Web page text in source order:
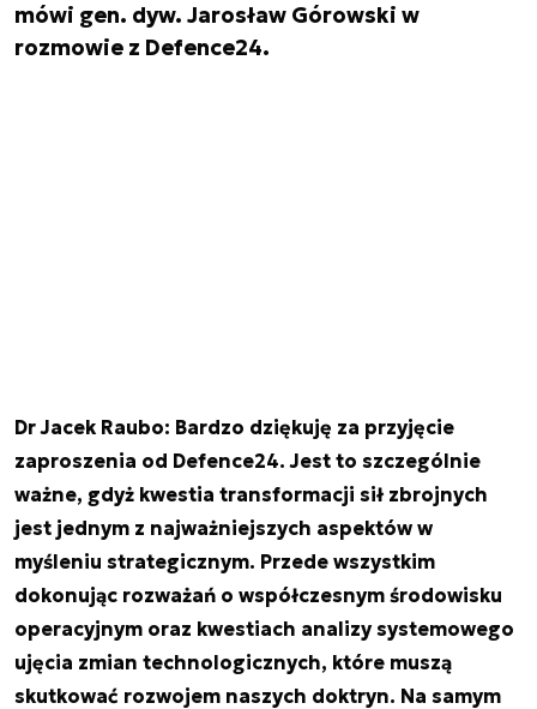
mówi gen. dyw. Jarosław Górowski w
rozmowie z Defence24.
Dr Jacek Raubo: Bardzo dziękuję za przyjęcie
zaproszenia od Defence24. Jest to szczególnie
ważne, gdyż kwestia transformacji sił zbrojnych
jest jednym z najważniejszych aspektów w
myśleniu strategicznym. Przede wszystkim
dokonując rozważań o współczesnym środowisku
operacyjnym oraz kwestiach analizy systemowego
ujęcia zmian technologicznych, które muszą
skutkować rozwojem naszych doktryn. Na samym